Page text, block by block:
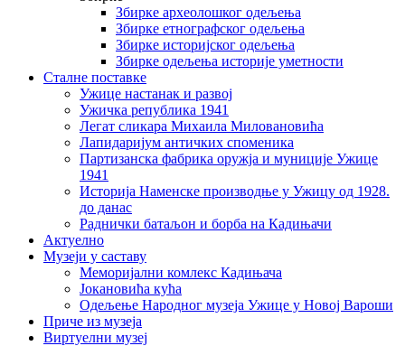
Збирке археолошког одељења
Збирке етнографског одељења
Збирке историјског одељења
Збирке одељења историје уметности
Сталне поставке
Ужице настанак и развој
Ужичка република 1941
Легат сликара Михаила Миловановића
Лапидаријум античких споменика
Партизанска фабрика оружја и муниције Ужице
1941
Историја Наменске производње у Ужицу од 1928.
до данас
Раднички батаљон и борба на Кадињачи
Актуелно
Музеји у саставу
Меморијални комлекс Кадињача
Јокановића кућа
Oдељење Народног музеја Ужице у Новој Вароши
Приче из музеја
Виртуелни музеј